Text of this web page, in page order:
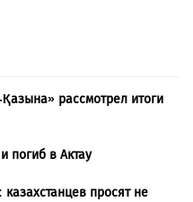
рассмотрел итоги
погиб в Актау
просят не